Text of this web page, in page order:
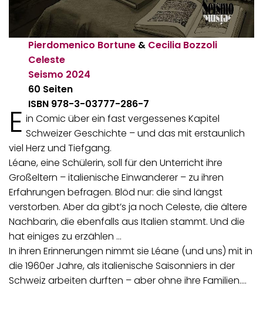
Pierdomenico Bortune & Cecilia Bozzoli
Celeste
Seismo 2024
60 Seiten
ISBN 978-3-03777-286-7
E in Comic über ein fast vergessenes Kapitel
Schweizer Geschichte – und das mit erstaunlich
viel Herz und Tiefgang.
Léane, eine Schülerin, soll für den Unterricht ihre
Großeltern – italienische Einwanderer – zu ihren
Erfahrungen befragen. Blöd nur: die sind längst
verstorben. Aber da gibt’s ja noch Celeste, die ältere
Nachbarin, die ebenfalls aus Italien stammt. Und die
hat einiges zu erzählen …
In ihren Erinnerungen nimmt sie Léane (und uns) mit in
die 1960er Jahre, als italienische Saisonniers in der
Schweiz arbeiten durften – aber ohne ihre Familien.…